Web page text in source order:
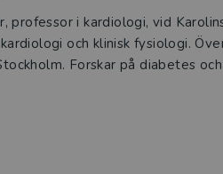
professor i kardiologi, vid
och klinisk fysiologi.
Forskar på diabetes